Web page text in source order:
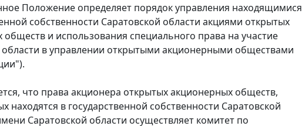
Положение определяет порядок управления находящимися
собственности Саратовской области акциями открытых
и использования специального права на участие
области в управлении открытыми акционерными обществами
что права акционера открытых акционерных обществ,
находятся в государственной собственности Саратовской
Саратовской области осуществляет комитет по